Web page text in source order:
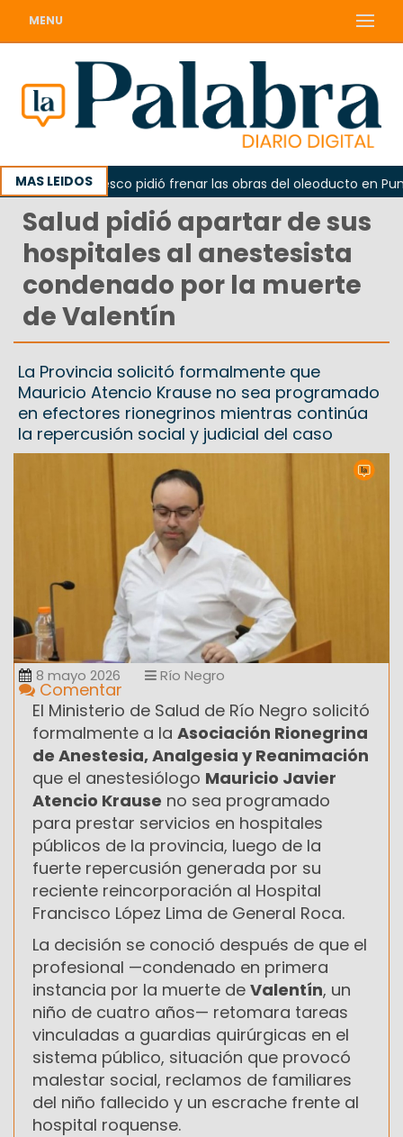
MENU
MAS LEIDOS
La Unesco pidió frenar las obras del oleoducto en Punta
Salud pidió apartar de sus
hospitales al anestesista
condenado por la muerte
de Valentín
La Provincia solicitó formalmente que
Mauricio Atencio Krause no sea programado
en efectores rionegrinos mientras continúa
la repercusión social y judicial del caso
8 mayo 2026 Río Negro
Comentar
El Ministerio de Salud de Río Negro solicitó
formalmente a la Asociación Rionegrina
de Anestesia, Analgesia y Reanimación
que el anestesiólogo Mauricio Javier
Atencio Krause no sea programado
para prestar servicios en hospitales
públicos de la provincia, luego de la
fuerte repercusión generada por su
reciente reincorporación al Hospital
Francisco López Lima de General Roca.
La decisión se conoció después de que el
profesional —condenado en primera
instancia por la muerte de Valentín, un
niño de cuatro años— retomara tareas
vinculadas a guardias quirúrgicas en el
sistema público, situación que provocó
malestar social, reclamos de familiares
del niño fallecido y un escrache frente al
hospital roquense.